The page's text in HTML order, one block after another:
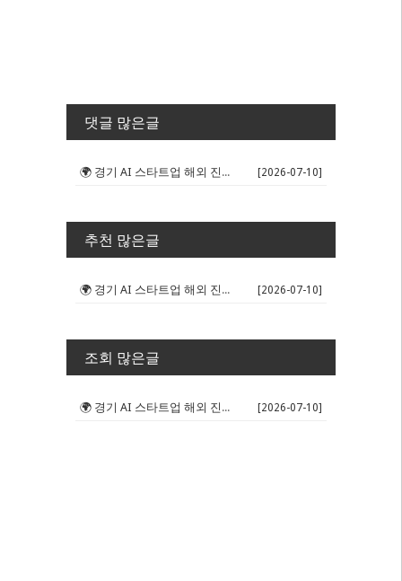
댓글 많은글
🌍 경기 AI 스타트업 해외 진출 판... [2026-07-10]
추천 많은글
🌍 경기 AI 스타트업 해외 진출 판... [2026-07-10]
조회 많은글
🌍 경기 AI 스타트업 해외 진출 판... [2026-07-10]